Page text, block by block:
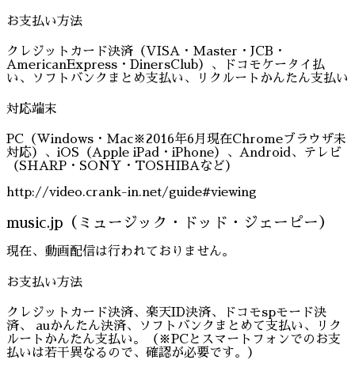
お支払い方法
クレジットカード決済（VISA・Master・JCB・
AmericanExpress・DinersClub）、ドコモケータイ払
い、ソフトバンクまとめ支払い、リクルートかんたん支払い
対応端末
PC（Windows・Mac※2016年6月現在Chromeブラウザ未
対応）、iOS（Apple iPad・iPhone）、Android、テレビ
（SHARP・SONY・TOSHIBAなど）
http://video.crank-in.net/guide#viewing
music.jp（ミュージック・ドッド・ジェーピー）
現在、動画配信は行われておりません。
お支払い方法
クレジットカード決済、楽天ID決済、ドコモspモード決
済、 auかんたん決済、ソフトバンクまとめて支払い、リク
ルートかんたん支払い。（※PCとスマートフォンでのお支
払いは若干異なるので、確認が必要です。）